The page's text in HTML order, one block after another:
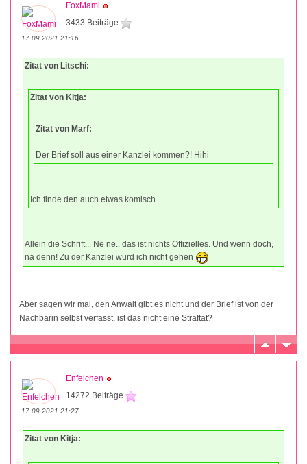
FoxMami
3433 Beiträge
17.09.2021 21:16
Zitat von Litschi:
Zitat von Kitja:
Zitat von Marf:
Der Brief soll aus einer Kanzlei kommen?! Hihi
Ich finde den auch etwas komisch.
Allein die Schrift... Ne ne.. das ist nichts Offizielles. Und wenn doch,
na denn! Zu der Kanzlei würd ich nicht gehen
Aber sagen wir mal, den Anwalt gibt es nicht und der Brief ist von der
Nachbarin selbst verfasst, ist das nicht eine Straftat?
Enfelchen
14272 Beiträge
17.09.2021 21:27
Zitat von Kitja: